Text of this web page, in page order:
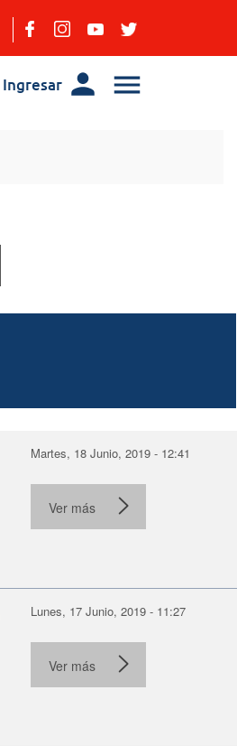
Ingresar
Martes, 18 Junio, 2019 - 12:41
Ver más
Lunes, 17 Junio, 2019 - 11:27
Ver más